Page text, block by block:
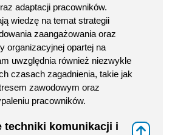
adaptacji pracowników.
wiedzę na temat strategii
zaangażowania oraz
organizacyjnej opartej na
uwzględnia również niezwykle
czasach zagadnienia, takie jak
zawodowym oraz
pracowników.
techniki komunikacji i